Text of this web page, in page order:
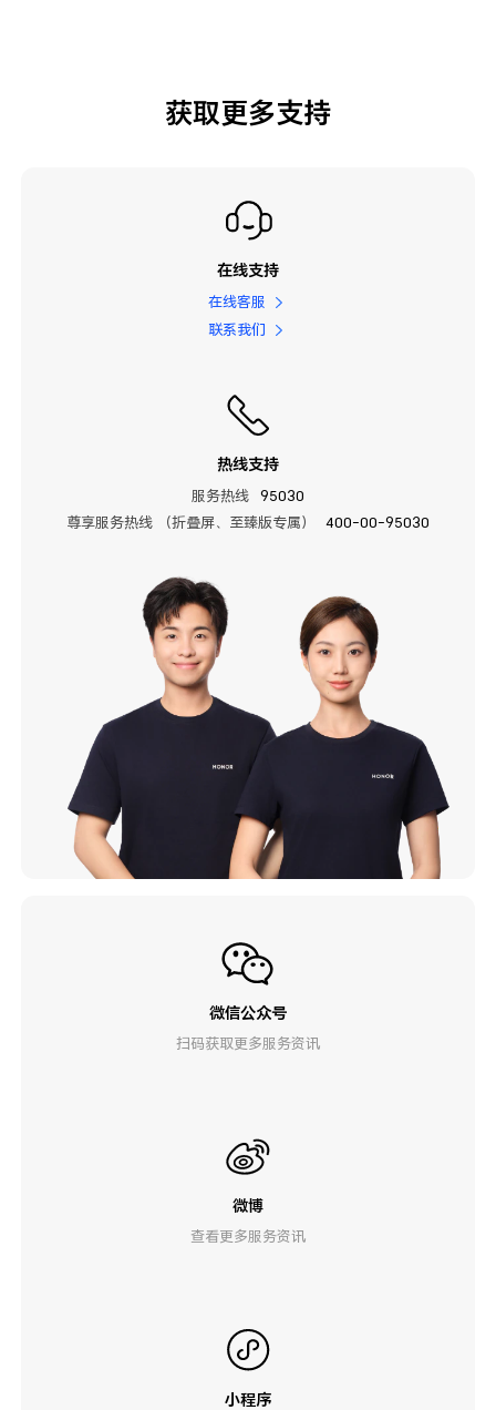
获取更多支持
在线支持
在线客服
联系我们
热线支持
服务热线
95030
尊享服务热线 （折叠屏、至臻版专属）
400-00-95030
微信公众号
扫码获取更多服务资讯
微博
查看更多服务资讯
小程序